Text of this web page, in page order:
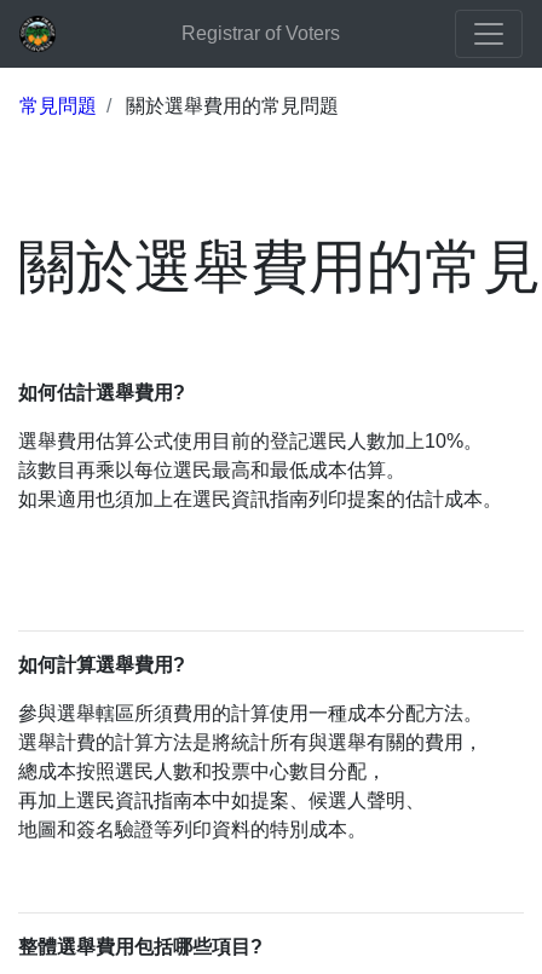
Registrar of Voters
常見問題 關於選舉費用的常見問題
關於選舉費用的常
如何估計選舉費用?
選舉費用估算公式使用目前的登記選民人數加上10%。
該數目再乘以每位選民最高和最低成本估算。
如果適用也須加上在選民資訊指南列印提案的估計成本。
如何計算選舉費用?
參與選舉轄區所須費用的計算使用一種成本分配方法。
選舉計費的計算方法是將統計所有與選舉有關的費用，
總成本按照選民人數和投票中心數目分配，
再加上選民資訊指南本中如提案、候選人聲明、
地圖和簽名驗證等列印資料的特別成本。
整體選舉費用包括哪些項目?